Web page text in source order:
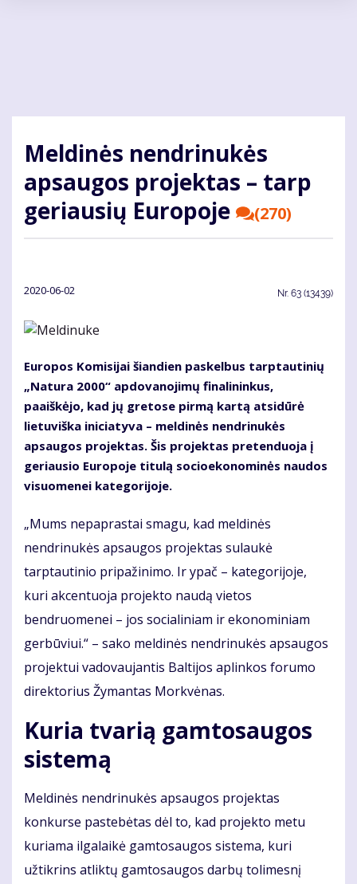
Meldinės nendrinukės
apsaugos projektas – tarp
geriausių Europoje
(270)
2020-06-02 Nr. 63 (13439)
Europos Komisijai šiandien paskelbus tarptautinių
„Natura 2000“ apdovanojimų finalininkus,
paaiškėjo, kad jų gretose pirmą kartą atsidūrė
lietuviška iniciatyva – meldinės nendrinukės
apsaugos projektas. Šis projektas pretenduoja į
geriausio Europoje titulą socioekonominės naudos
visuomenei kategorijoje.
„Mums nepaprastai smagu, kad meldinės
nendrinukės apsaugos projektas sulaukė
tarptautinio pripažinimo. Ir ypač – kategorijoje,
kuri akcentuoja projekto naudą vietos
bendruomenei – jos socialiniam ir ekonominiam
gerbūviui.“ – sako meldinės nendrinukės apsaugos
projektui vadovaujantis Baltijos aplinkos forumo
direktorius Žymantas Morkvėnas.
Kuria tvarią gamtosaugos
sistemą
Meldinės nendrinukės apsaugos projektas
konkurse pastebėtas dėl to, kad projekto metu
kuriama ilgalaikė gamtosaugos sistema, kuri
užtikrins atliktų gamtosaugos darbų tolimesnį